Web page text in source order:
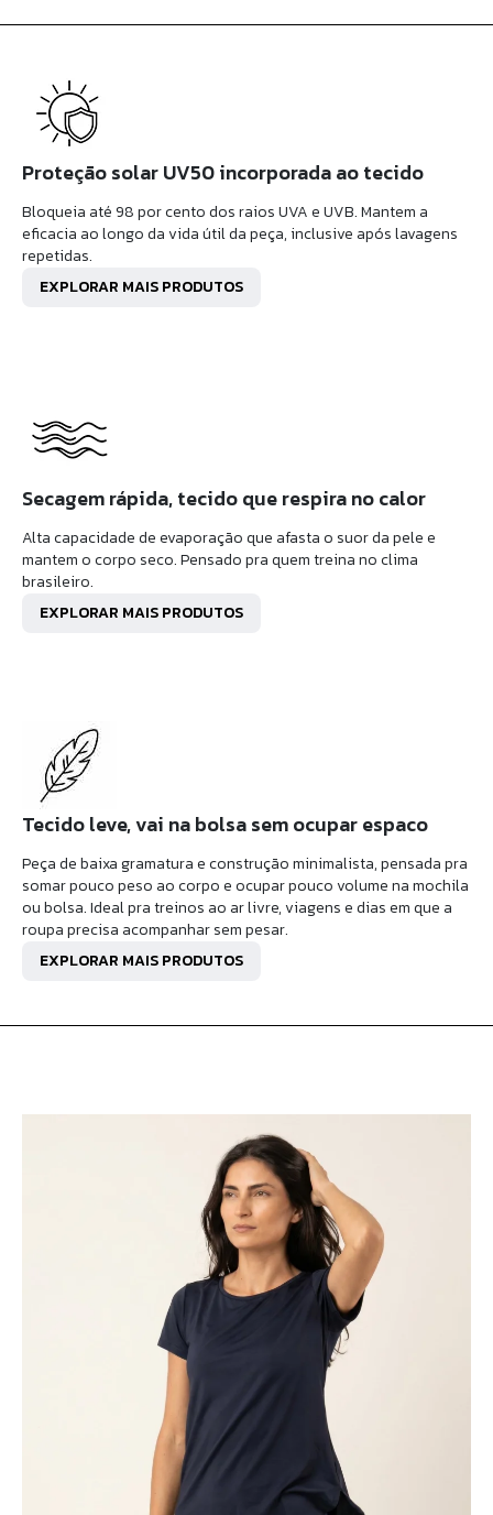
Proteção solar UV50 incorporada ao tecido
Bloqueia até 98 por cento dos raios UVA e UVB. Mantem a
eficacia ao longo da vida útil da peça, inclusive após lavagens
repetidas.
EXPLORAR MAIS PRODUTOS
Secagem rápida, tecido que respira no calor
Alta capacidade de evaporação que afasta o suor da pele e
mantem o corpo seco. Pensado pra quem treina no clima
brasileiro.
EXPLORAR MAIS PRODUTOS
Tecido leve, vai na bolsa sem ocupar espaco
Peça de baixa gramatura e construção minimalista, pensada pra
somar pouco peso ao corpo e ocupar pouco volume na mochila
ou bolsa. Ideal pra treinos ao ar livre, viagens e dias em que a
roupa precisa acompanhar sem pesar.
EXPLORAR MAIS PRODUTOS